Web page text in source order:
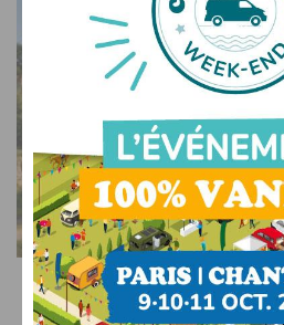
Le guide ultime du